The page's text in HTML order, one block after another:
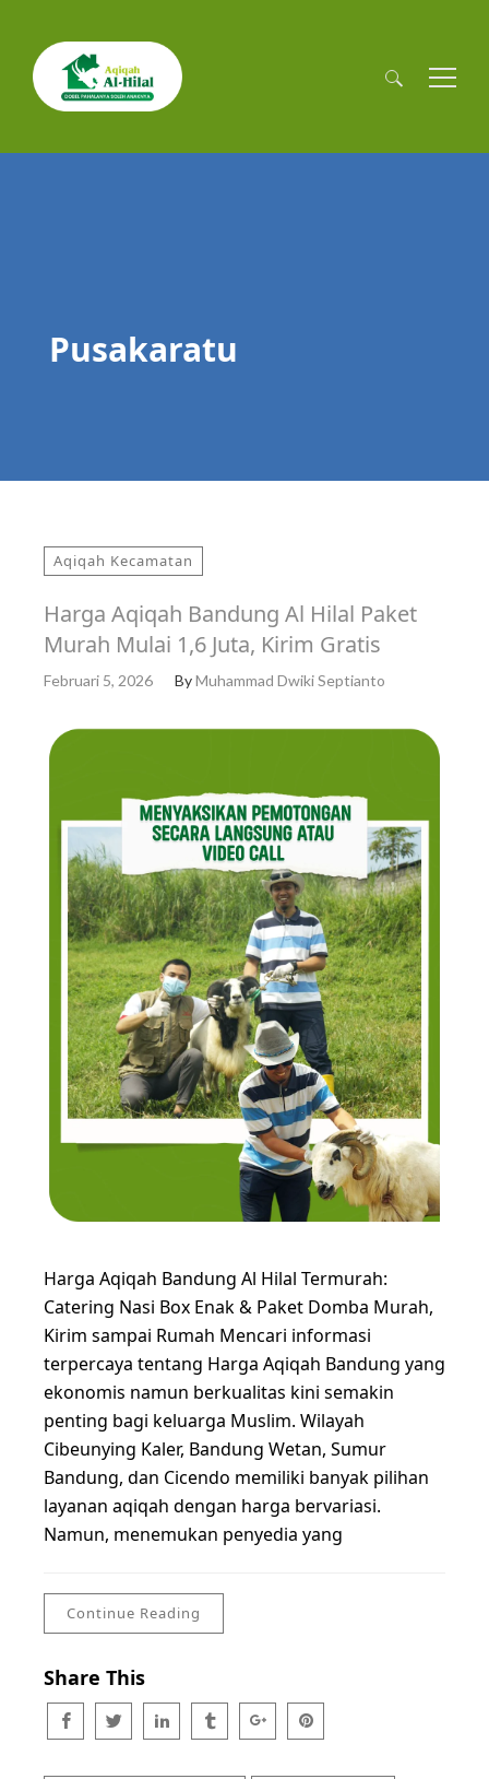
Cari
Pusakaratu
Aqiqah Kecamatan
Harga Aqiqah Bandung Al Hilal Paket
Murah Mulai 1,6 Juta, Kirim Gratis
Februari 5, 2026 ByMuhammad Dwiki Septianto
Harga Aqiqah Bandung Al Hilal Termurah:
Catering Nasi Box Enak & Paket Domba Murah,
Kirim sampai Rumah Mencari informasi
terpercaya tentang Harga Aqiqah Bandung yang
ekonomis namun berkualitas kini semakin
penting bagi keluarga Muslim. Wilayah
Cibeunying Kaler, Bandung Wetan, Sumur
Bandung, dan Cicendo memiliki banyak pilihan
layanan aqiqah dengan harga bervariasi.
Namun, menemukan penyedia yang
Continue Reading
Share This